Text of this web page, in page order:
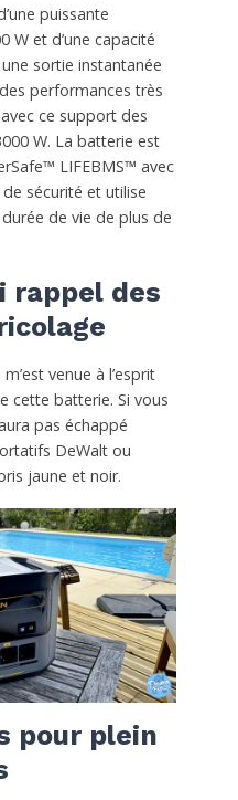
puissante
W et d’une capacité
sortie instantanée
performances très
ce support des
W. La batterie est
LIFEBMS™ avec
sécurité et utilise
durée de vie de plus de
rappel des
venue à l’esprit
cette batterie. Si vous
pas échappé
DeWalt ou
jaune et noir.
pour plein